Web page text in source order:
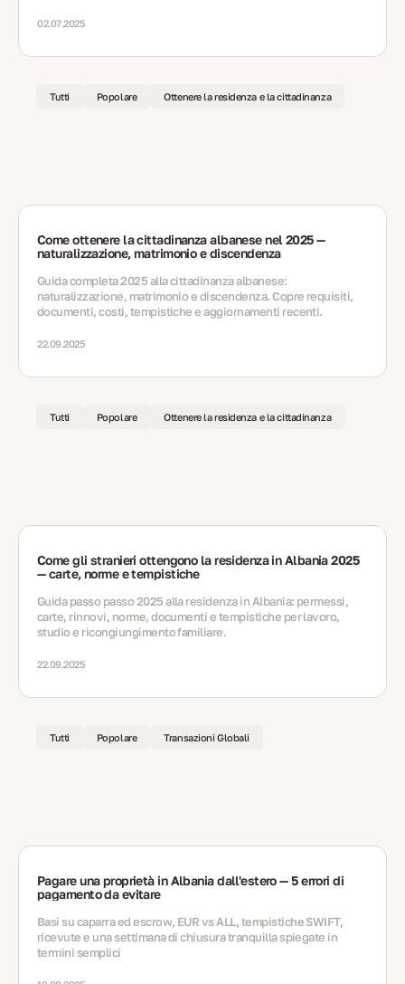
02.07.2025
Tutti Popolare Ottenere la residenza e la cittadinanza
Come ottenere la cittadinanza albanese nel 2025 —
naturalizzazione, matrimonio e discendenza
Guida completa 2025 alla cittadinanza albanese:
naturalizzazione, matrimonio e discendenza. Copre requisiti,
documenti, costi, tempistiche e aggiornamenti recenti.
22.09.2025
Tutti Popolare Ottenere la residenza e la cittadinanza
Come gli stranieri ottengono la residenza in Albania 2025
— carte, norme e tempistiche
Guida passo passo 2025 alla residenza in Albania: permessi,
carte, rinnovi, norme, documenti e tempistiche per lavoro,
studio e ricongiungimento familiare.
22.09.2025
Tutti Popolare Transazioni Globali
Pagare una proprietà in Albania dall'estero — 5 errori di
pagamento da evitare
Basi su caparra ed escrow, EUR vs ALL, tempistiche SWIFT,
ricevute e una settimana di chiusura tranquilla spiegate in
termini semplici